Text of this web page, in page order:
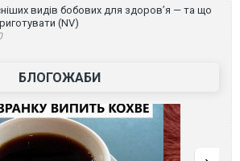
видів бобових для здоров’я — та що
(NV)
БЛОГОЖАБИ